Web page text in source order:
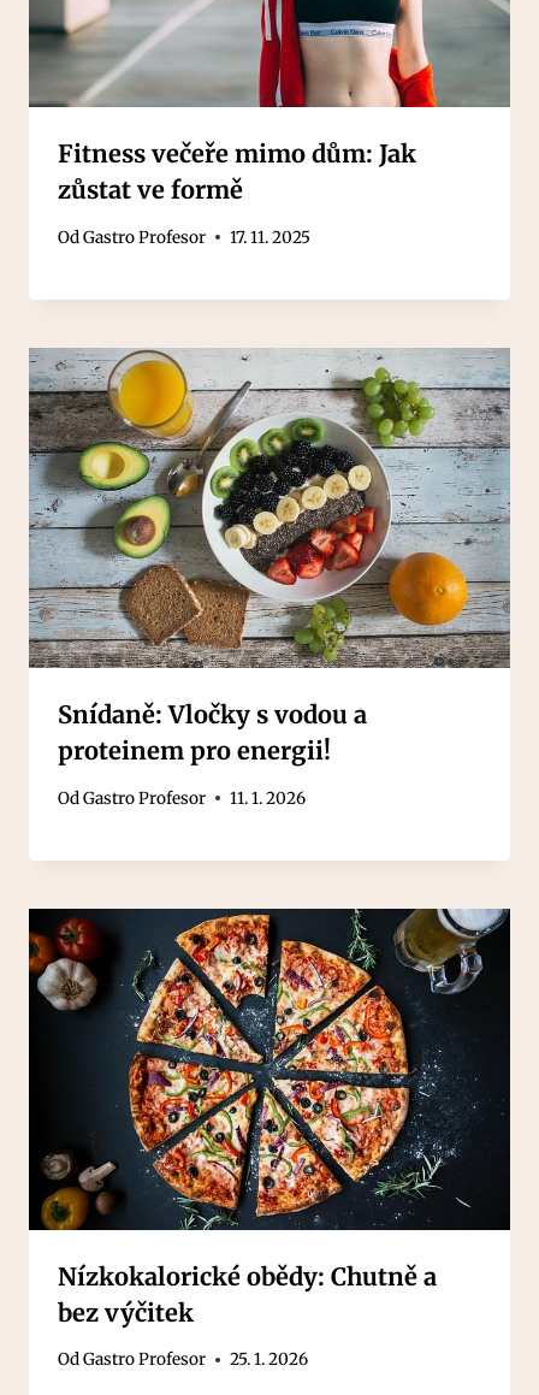
Fitness večeře mimo dům: Jak
zůstat ve formě
OdGastro Profesor 17. 11. 2025
Snídaně: Vločky s vodou a
proteinem pro energii!
OdGastro Profesor 11. 1. 2026
Nízkokalorické obědy: Chutně a
bez výčitek
OdGastro Profesor 25. 1. 2026